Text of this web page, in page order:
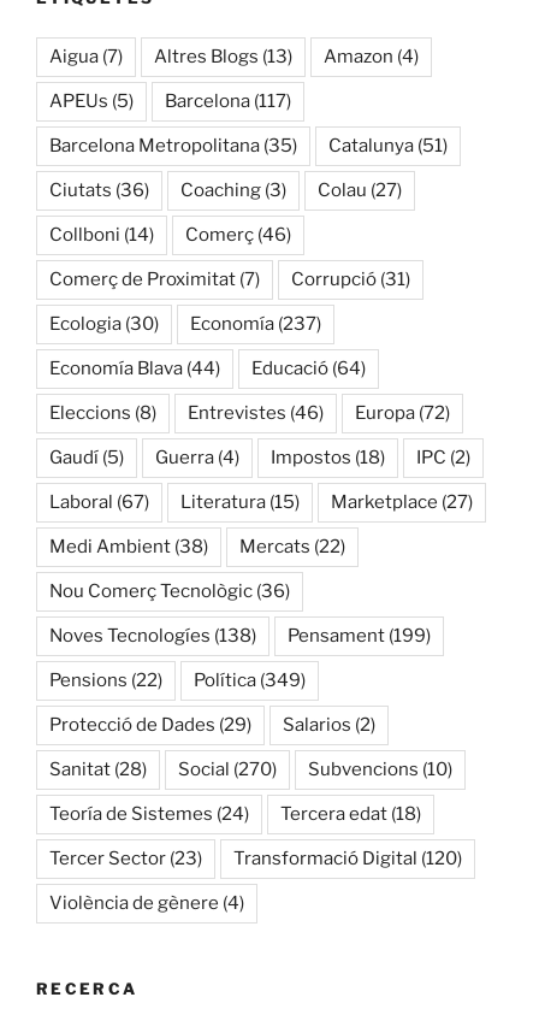
Aigua (7) Altres Blogs (13) Amazon (4)
APEUs (5) Barcelona (117)
Barcelona Metropolitana (35) Catalunya (51)
Ciutats (36) Coaching (3) Colau (27)
Collboni (14) Comerç (46)
Comerç de Proximitat (7) Corrupció (31)
Ecologia (30) Economía (237)
Economía Blava (44) Educació (64)
Eleccions (8) Entrevistes (46) Europa (72)
Gaudí (5) Guerra (4) Impostos (18) IPC (2)
Laboral (67) Literatura (15) Marketplace (27)
Medi Ambient (38) Mercats (22)
Nou Comerç Tecnològic (36)
Noves Tecnologíes (138) Pensament (199)
Pensions (22) Política (349)
Protecció de Dades (29) Salarios (2)
Sanitat (28) Social (270) Subvencions (10)
Teoría de Sistemes (24) Tercera edat (18)
Tercer Sector (23) Transformació Digital (120)
Violència de gènere (4)
RECERCA